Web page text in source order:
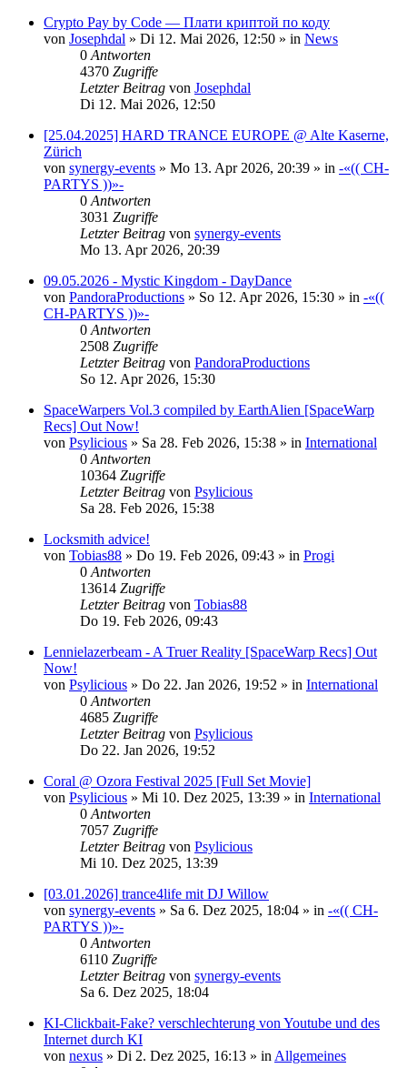
Crypto Pay by Code — Плати криптой по коду
von Josephdal » Di 12. Mai 2026, 12:50 » in News
0 Antworten
4370 Zugriffe
Letzter Beitrag von Josephdal
Di 12. Mai 2026, 12:50
[25.04.2025] HARD TRANCE EUROPE @ Alte Kaserne,
Zürich
von synergy-events » Mo 13. Apr 2026, 20:39 » in -«(( CH-
PARTYS ))»-
0 Antworten
3031 Zugriffe
Letzter Beitrag von synergy-events
Mo 13. Apr 2026, 20:39
09.05.2026 - Mystic Kingdom - DayDance
von PandoraProductions » So 12. Apr 2026, 15:30 » in -«((
CH-PARTYS ))»-
0 Antworten
2508 Zugriffe
Letzter Beitrag von PandoraProductions
So 12. Apr 2026, 15:30
SpaceWarpers Vol.3 compiled by EarthAlien [SpaceWarp
Recs] Out Now!
von Psylicious » Sa 28. Feb 2026, 15:38 » in International
0 Antworten
10364 Zugriffe
Letzter Beitrag von Psylicious
Sa 28. Feb 2026, 15:38
Locksmith advice!
von Tobias88 » Do 19. Feb 2026, 09:43 » in Progi
0 Antworten
13614 Zugriffe
Letzter Beitrag von Tobias88
Do 19. Feb 2026, 09:43
Lennielazerbeam - A Truer Reality [SpaceWarp Recs] Out
Now!
von Psylicious » Do 22. Jan 2026, 19:52 » in International
0 Antworten
4685 Zugriffe
Letzter Beitrag von Psylicious
Do 22. Jan 2026, 19:52
Coral @ Ozora Festival 2025 [Full Set Movie]
von Psylicious » Mi 10. Dez 2025, 13:39 » in International
0 Antworten
7057 Zugriffe
Letzter Beitrag von Psylicious
Mi 10. Dez 2025, 13:39
[03.01.2026] trance4life mit DJ Willow
von synergy-events » Sa 6. Dez 2025, 18:04 » in -«(( CH-
PARTYS ))»-
0 Antworten
6110 Zugriffe
Letzter Beitrag von synergy-events
Sa 6. Dez 2025, 18:04
KI-Clickbait-Fake? verschlechterung von Youtube und des
Internet durch KI
von nexus » Di 2. Dez 2025, 16:13 » in Allgemeines